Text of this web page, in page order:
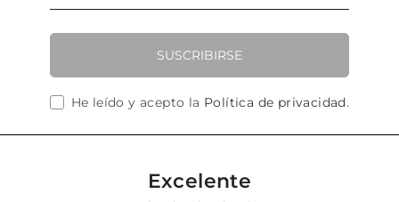
SUSCRIBIRSE
He leído y acepto la Política de privacidad.
Excelente